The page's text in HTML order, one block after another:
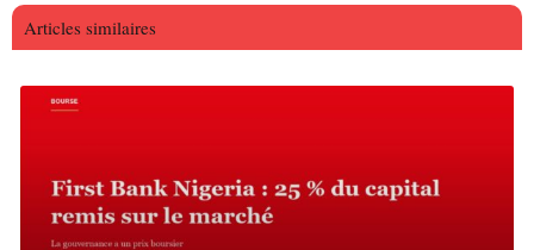
Articles similaires